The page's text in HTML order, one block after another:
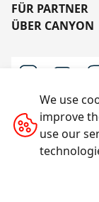
FÜR PARTNER
ÜBER CANYON
Alle Rechte
We use
improve
use our